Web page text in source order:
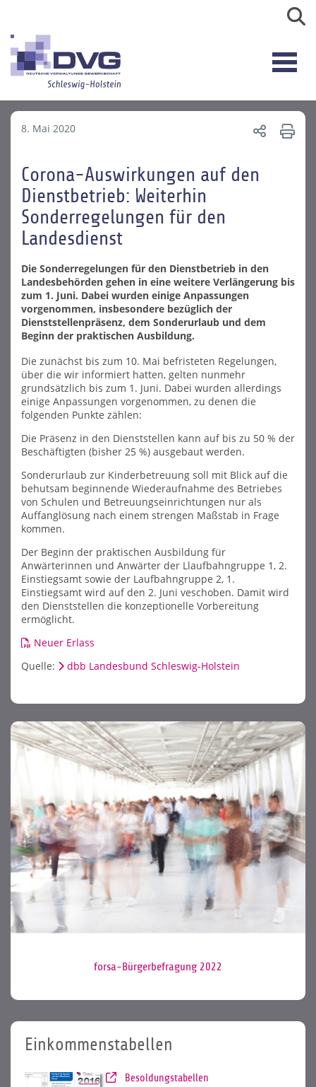
8. Mai 2020
Corona-Auswirkungen auf den
Dienstbetrieb: Weiterhin
Sonderregelungen für den
Landesdienst
Die Sonderregelungen für den Dienstbetrieb in den
Landesbehörden gehen in eine weitere Verlängerung bis
zum 1. Juni. Dabei wurden einige Anpassungen
vorgenommen, insbesondere bezüglich der
Dienststellenpräsenz, dem Sonderurlaub und dem
Beginn der praktischen Ausbildung.
Die zunächst bis zum 10. Mai befristeten Regelungen,
über die wir informiert hatten, gelten nunmehr
grundsätzlich bis zum 1. Juni. Dabei wurden allerdings
einige Anpassungen vorgenommen, zu denen die
folgenden Punkte zählen:
Die Präsenz in den Dienststellen kann auf bis zu 50 % der
Beschäftigten (bisher 25 %) ausgebaut werden.
Sonderurlaub zur Kinderbetreuung soll mit Blick auf die
behutsam beginnende Wiederaufnahme des Betriebes
von Schulen und Betreuungseinrichtungen nur als
Auffanglösung nach einem strengen Maßstab in Frage
kommen.
Der Beginn der praktischen Ausbildung für
Anwärterinnen und Anwärter der Llaufbahngruppe 1, 2.
Einstiegsamt sowie der Laufbahngruppe 2, 1.
Einstiegsamt wird auf den 2. Juni veschoben. Damit wird
den Dienststellen die konzeptionelle Vorbereitung
ermöglicht.
Neuer Erlass
Quelle:
dbb Landesbund Schleswig-Holstein
forsa-Bürgerbefragung 2022
Einkommenstabellen
Besoldungstabellen